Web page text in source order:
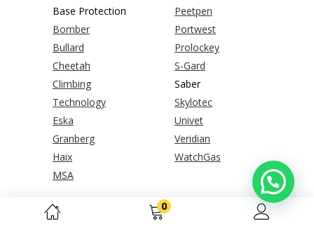
0
Base Protection
Bomber
Bullard
Cheetah
Climbing
Technology
Eska
Granberg
Haix
MSA
Peetpen
Portwest
Prolockey
S-Gard
Saber
Skylotec
Univet
Veridian
WatchGas